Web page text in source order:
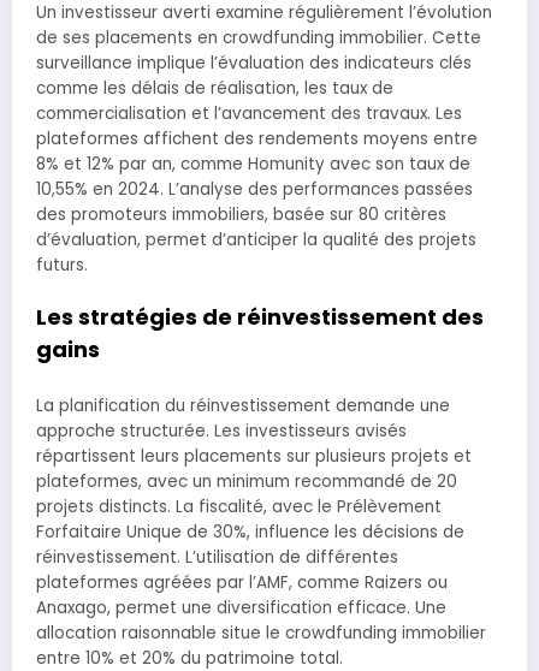
Un investisseur averti examine régulièrement l’évolution
de ses placements en crowdfunding immobilier. Cette
surveillance implique l’évaluation des indicateurs clés
comme les délais de réalisation, les taux de
commercialisation et l’avancement des travaux. Les
plateformes affichent des rendements moyens entre
8% et 12% par an, comme Homunity avec son taux de
10,55% en 2024. L’analyse des performances passées
des promoteurs immobiliers, basée sur 80 critères
d’évaluation, permet d’anticiper la qualité des projets
futurs.
Les stratégies de réinvestissement des
gains
La planification du réinvestissement demande une
approche structurée. Les investisseurs avisés
répartissent leurs placements sur plusieurs projets et
plateformes, avec un minimum recommandé de 20
projets distincts. La fiscalité, avec le Prélèvement
Forfaitaire Unique de 30%, influence les décisions de
réinvestissement. L’utilisation de différentes
plateformes agréées par l’AMF, comme Raizers ou
Anaxago, permet une diversification efficace. Une
allocation raisonnable situe le crowdfunding immobilier
entre 10% et 20% du patrimoine total.